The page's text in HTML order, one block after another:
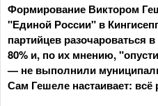
Формирование Виктором
"Единой России" в
партийцев разочароваться
80% и, по их мнению,
— не выполнили
Сам Гешеле настаивает: